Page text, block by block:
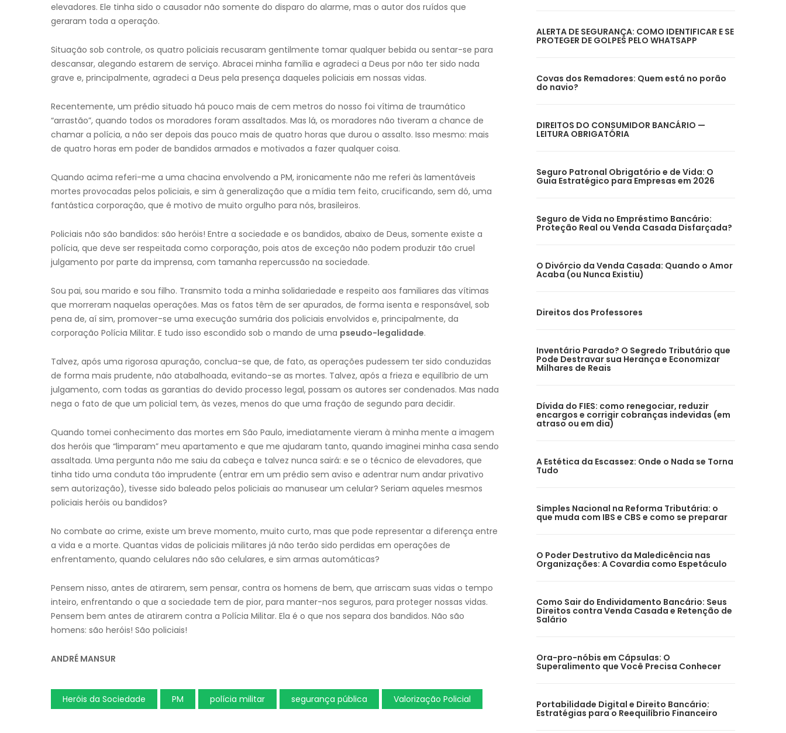
elevadores. Ele tinha sido o causador não somente do disparo do alarme, mas o autor dos ruídos que
geraram toda a operação.
Situação sob controle, os quatro policiais recusaram gentilmente tomar qualquer bebida ou sentar-se para
descansar, alegando estarem de serviço. Abracei minha família e agradeci a Deus por não ter sido nada
grave e, principalmente, agradeci a Deus pela presença daqueles policiais em nossas vidas.
Recentemente, um prédio situado há pouco mais de cem metros do nosso foi vítima de traumático
“arrastão”, quando todos os moradores foram assaltados. Mas lá, os moradores não tiveram a chance de
chamar a polícia, a não ser depois das pouco mais de quatro horas que durou o assalto. Isso mesmo: mais
de quatro horas em poder de bandidos armados e motivados a fazer qualquer coisa.
Quando acima referi-me a uma chacina envolvendo a PM, ironicamente não me referi às lamentáveis
mortes provocadas pelos policiais, e sim à generalização que a mídia tem feito, crucificando, sem dó, uma
fantástica corporação, que é motivo de muito orgulho para nós, brasileiros.
Policiais não são bandidos: são heróis! Entre a sociedade e os bandidos, abaixo de Deus, somente existe a
polícia, que deve ser respeitada como corporação, pois atos de exceção não podem produzir tão cruel
julgamento por parte da imprensa, com tamanha repercussão na sociedade.
Sou pai, sou marido e sou filho. Transmito toda a minha solidariedade e respeito aos familiares das vítimas
que morreram naquelas operações. Mas os fatos têm de ser apurados, de forma isenta e responsável, sob
pena de, aí sim, promover-se uma execução sumária dos policiais envolvidos e, principalmente, da
corporação Polícia Militar. E tudo isso escondido sob o mando de uma pseudo-legalidade.
Talvez, após uma rigorosa apuração, conclua-se que, de fato, as operações pudessem ter sido conduzidas
de forma mais prudente, não atabalhoada, evitando-se as mortes. Talvez, após a frieza e equilíbrio de um
julgamento, com todas as garantias do devido processo legal, possam os autores ser condenados. Mas nada
nega o fato de que um policial tem, às vezes, menos do que uma fração de segundo para decidir.
Quando tomei conhecimento das mortes em São Paulo, imediatamente vieram à minha mente a imagem
dos heróis que “limparam” meu apartamento e que me ajudaram tanto, quando imaginei minha casa sendo
assaltada. Uma pergunta não me saiu da cabeça e talvez nunca sairá: e se o técnico de elevadores, que
tinha tido uma conduta tão imprudente (entrar em um prédio sem aviso e adentrar num andar privativo
sem autorização), tivesse sido baleado pelos policiais ao manusear um celular? Seriam aqueles mesmos
policiais heróis ou bandidos?
No combate ao crime, existe um breve momento, muito curto, mas que pode representar a diferença entre
a vida e a morte. Quantas vidas de policiais militares já não terão sido perdidas em operações de
enfrentamento, quando celulares não são celulares, e sim armas automáticas?
Pensem nisso, antes de atirarem, sem pensar, contra os homens de bem, que arriscam suas vidas o tempo
inteiro, enfrentando o que a sociedade tem de pior, para manter-nos seguros, para proteger nossas vidas.
Pensem bem antes de atirarem contra a Polícia Militar. Ela é o que nos separa dos bandidos. Não são
homens: são heróis! São policiais!
ANDRÉ MANSUR
Heróis da Sociedade PM polícia militar segurança pública Valorização Policial
ALERTA DE SEGURANÇA: COMO IDENTIFICAR E SE
PROTEGER DE GOLPES PELO WHATSAPP
Covas dos Remadores: Quem está no porão
do navio?
DIREITOS DO CONSUMIDOR BANCÁRIO —
LEITURA OBRIGATÓRIA
Seguro Patronal Obrigatório e de Vida: O
Guia Estratégico para Empresas em 2026
Seguro de Vida no Empréstimo Bancário:
Proteção Real ou Venda Casada Disfarçada?
O Divórcio da Venda Casada: Quando o Amor
Acaba (ou Nunca Existiu)
Direitos dos Professores
Inventário Parado? O Segredo Tributário que
Pode Destravar sua Herança e Economizar
Milhares de Reais
Dívida do FIES: como renegociar, reduzir
encargos e corrigir cobranças indevidas (em
atraso ou em dia)
A Estética da Escassez: Onde o Nada se Torna
Tudo
Simples Nacional na Reforma Tributária: o
que muda com IBS e CBS e como se preparar
O Poder Destrutivo da Maledicência nas
Organizações: A Covardia como Espetáculo
Como Sair do Endividamento Bancário: Seus
Direitos contra Venda Casada e Retenção de
Salário
Ora-pro-nóbis em Cápsulas: O
Superalimento que Você Precisa Conhecer
Portabilidade Digital e Direito Bancário:
Estratégias para o Reequilíbrio Financeiro